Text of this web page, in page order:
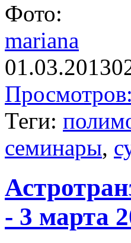
Фото:
mariana
01.03.2013
Просмотров:
Теги:
семинары,
- 3 марта